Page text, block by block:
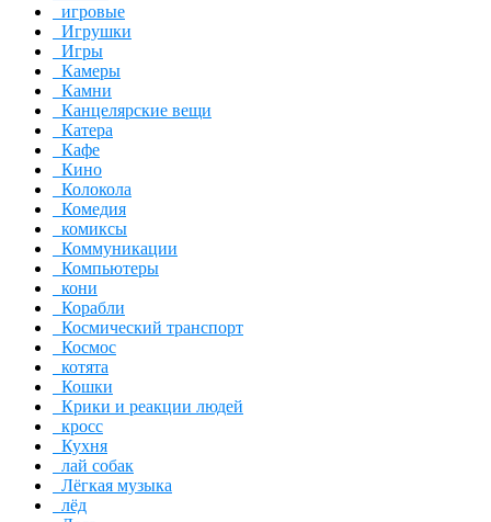
игровые
Игрушки
Игры
Камеры
Камни
Канцелярские вещи
Катера
Кафе
Кино
Колокола
Комедия
комиксы
Коммуникации
Компьютеры
кони
Корабли
Космический транспорт
Космос
котята
Кошки
Крики и реакции людей
кросс
Кухня
лай собак
Лёгкая музыка
лёд